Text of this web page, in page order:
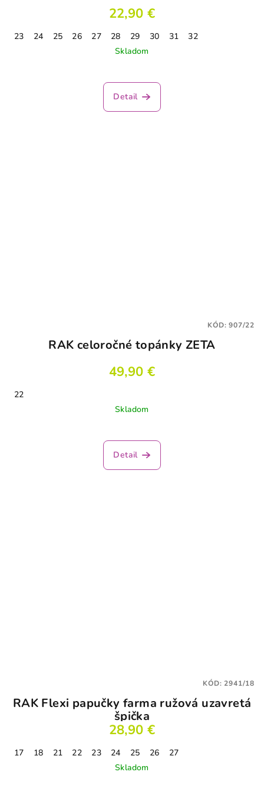
22,90 €
23 24 25 26 27 28 29 30 31
32
Skladom
Detail
RAK celoročné topánky ZETA
49,90 €
22
Skladom
Detail
KÓD:907/22
RAK Flexi papučky farma ružová uzavretá
špička
28,90 €
17 18 21 22 23 24 25 26
27
Skladom
KÓD:2941/18